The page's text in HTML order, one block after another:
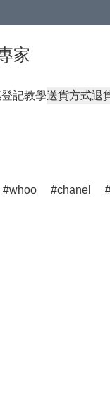
家
記教學送貨方式退
whoo chanel